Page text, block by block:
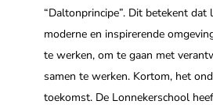
“Daltonprincipe”. Dit betekent dat
moderne en inspirerende
te werken, om te gaan met
samen te werken. Kortom, het
toekomst. De Lonnekerschool